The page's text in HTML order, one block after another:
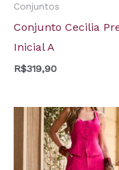
Conjuntos
Conjunto Cecilia
Inicial A
R$319,90